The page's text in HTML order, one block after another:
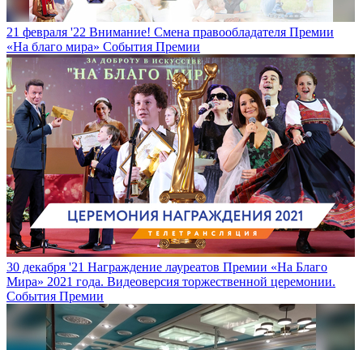
21 февраля '22 Внимание! Смена правообладателя Премии
«На благо мира» События Премии
30 декабря '21 Награждение лауреатов Премии «На Благо
Мира» 2021 года. Видеоверсия торжественной церемонии.
События Премии